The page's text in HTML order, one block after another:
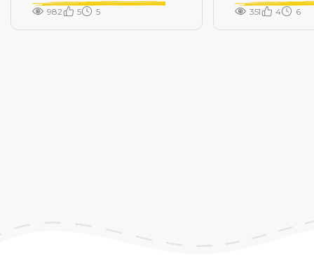
рождается Герой
982 5 5
множестве
тем.
351 4 6